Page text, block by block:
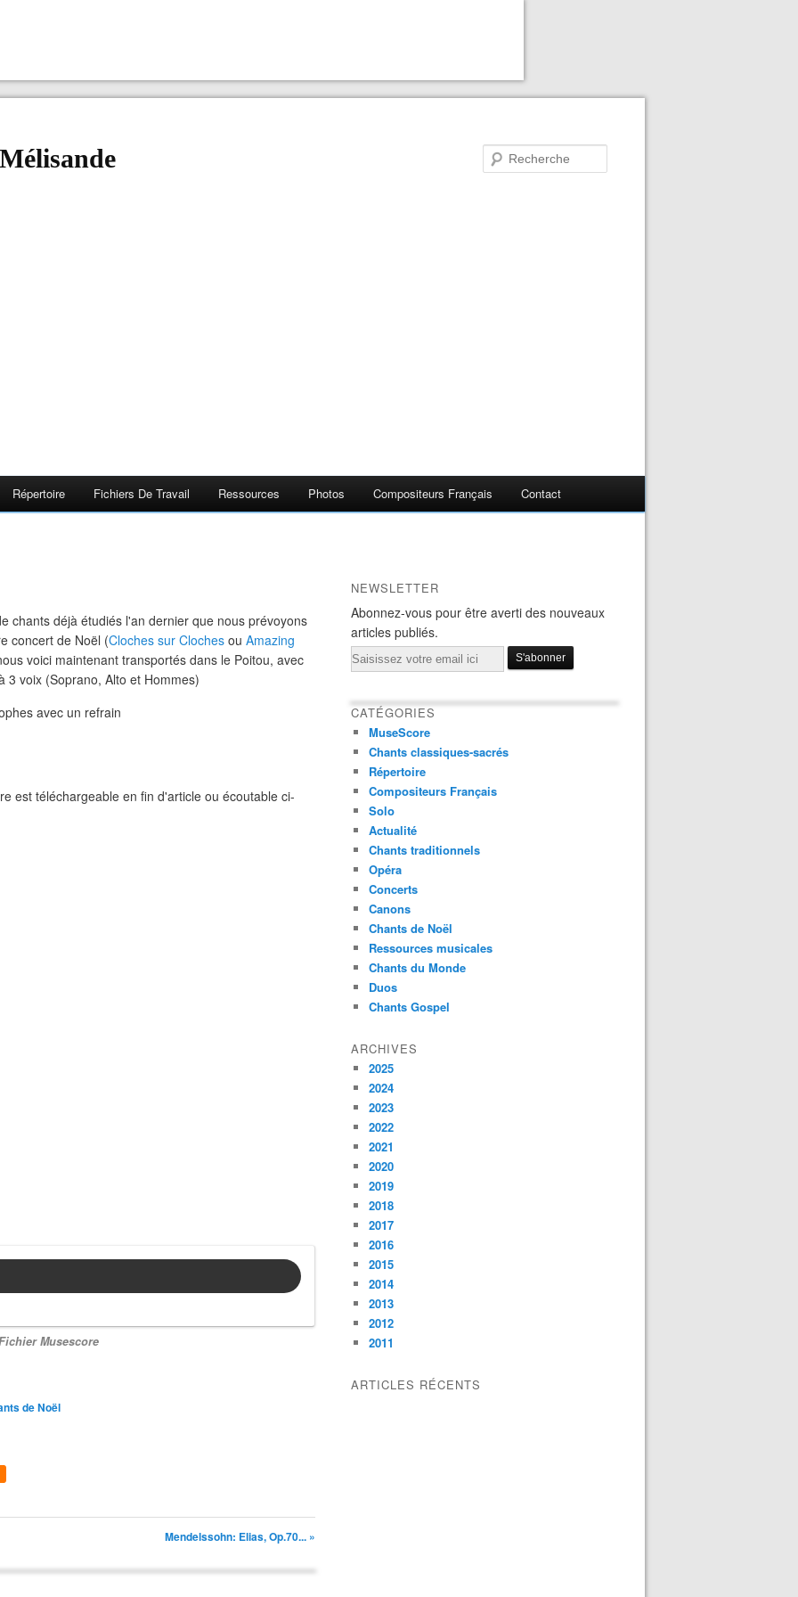
Répertoire Fichiers De Travail Ressources Photos Compositeurs Français Contact
chants déjà étudiés l'an dernier que nous prévoyons
concert de Noël (Cloches sur Cloches ou Amazing
voici maintenant transportés dans le Poitou, avec
3 voix (Soprano, Alto et Hommes)
avec un refrain
est téléchargeable en fin d'article ou écoutable ci-
Musescore
de Noël
Mendelssohn: Elias, Op.70... »
NEWSLETTER
Abonnez-vous pour être averti des nouveaux
articles publiés.
Email
CATÉGORIES
MuseScore
Chants classiques-sacrés
Répertoire
Compositeurs Français
Solo
Actualité
Chants traditionnels
Opéra
Concerts
Canons
Chants de Noël
Ressources musicales
Chants du Monde
Duos
Chants Gospel
ARCHIVES
2025
2024
2023
2022
2021
2020
2019
2018
2017
2016
2015
2014
2013
2012
2011
ARTICLES RÉCENTS